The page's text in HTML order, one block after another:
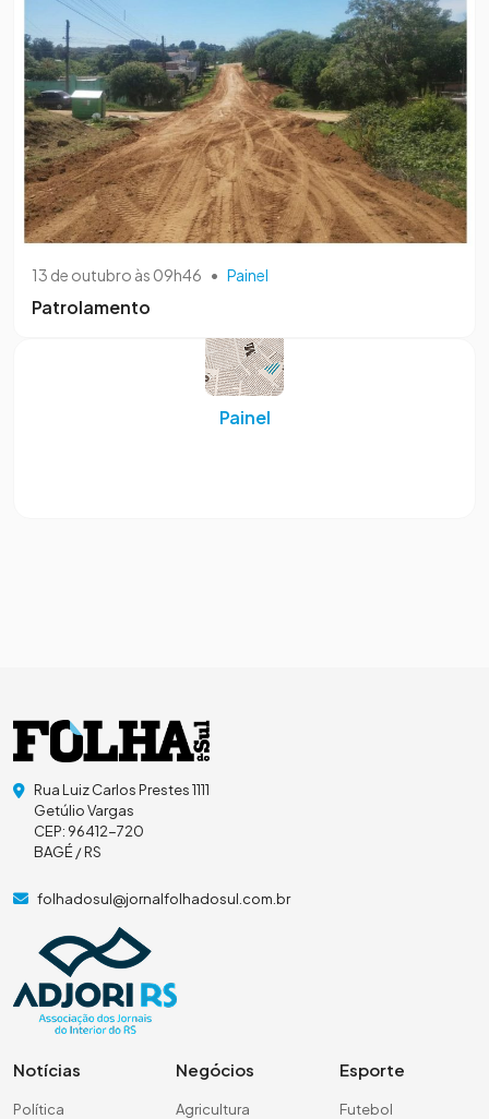
13 de outubro às 09h46 • Painel
Patrolamento
Painel
Rua Luiz Carlos Prestes 1111
Getúlio Vargas
CEP: 96412-720
BAGÉ / RS
folhadosul@jornalfolhadosul.com.br
Notícias
Política
Negócios
Agricultura
Esporte
Futebol